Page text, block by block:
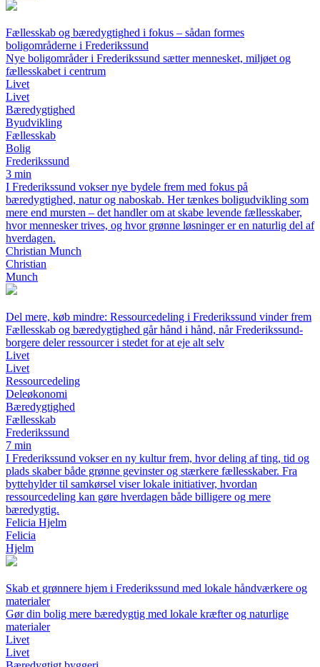
Fællesskab og bæredygtighed i fokus – sådan formes
boligområderne i Frederikssund
Nye boligområder i Frederikssund sætter mennesket, miljøet og
fællesskabet i centrum
Livet
Livet
Bæredygtighed
Byudvikling
Fællesskab
Bolig
Frederikssund
3 min
I Frederikssund vokser nye bydele frem med fokus på
bæredygtighed, natur og naboskab. Her tænkes boligudvikling som
mere end mursten – det handler om at skabe levende fællesskaber,
hvor mennesker trives, og hvor grønne løsninger er en naturlig del af
hverdagen.
Christian Munch
Christian
Munch
Del mere, køb mindre: Ressourcedeling i Frederikssund vinder frem
Fællesskab og bæredygtighed går hånd i hånd, når Frederikssund-
borgere deler ressourcer i stedet for at eje alt selv
Livet
Livet
Ressourcedeling
Deleøkonomi
Bæredygtighed
Fællesskab
Frederikssund
7 min
I Frederikssund vokser en ny kultur frem, hvor deling af ting, tid og
plads skaber både grønne gevinster og stærkere fællesskaber. Fra
byttehylder til samkørsel viser lokale initiativer, hvordan
ressourcedeling kan gøre hverdagen både billigere og mere
bæredygtig.
Felicia Hjelm
Felicia
Hjelm
Skab et grønnere hjem i Frederikssund med lokale håndværkere og
materialer
Gør din bolig mere bæredygtig med lokale kræfter og naturlige
materialer
Livet
Livet